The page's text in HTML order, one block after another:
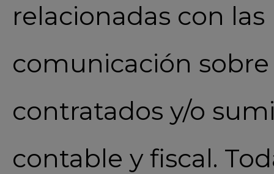
relacionadas con
comunicación
contratados y/o
contable y fiscal.